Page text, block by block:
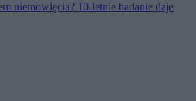
niemowlęcia? 10-letnie badanie daje